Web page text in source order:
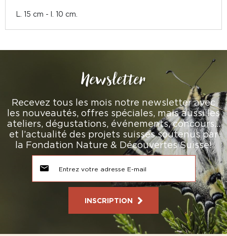
L. 15 cm - l. 10 cm.
Newsletter
Recevez tous les mois notre newsletter avec
les nouveautés, offres spéciales, mais aussi les
ateliers, dégustations, événements, concours…
et l’actualité des projets suisses soutenus par
la Fondation Nature & Découvertes Suisse!
INSCRIPTION